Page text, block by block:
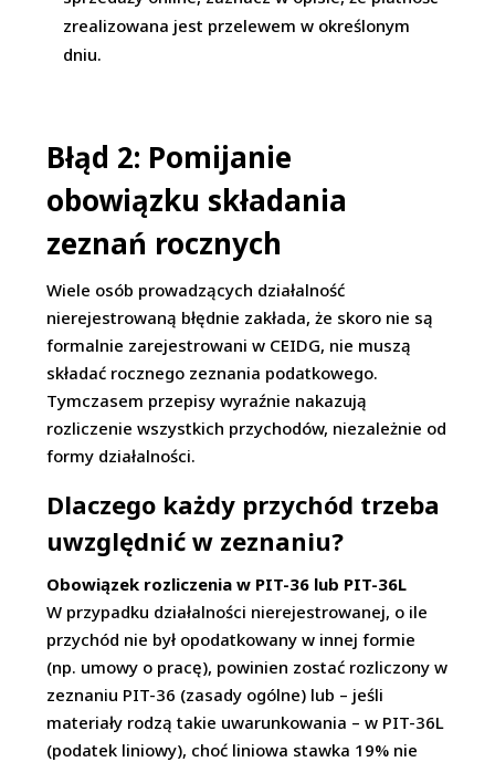
zrealizowana jest przelewem w określonym
dniu.
Błąd 2: Pomijanie
obowiązku składania
zeznań rocznych
Wiele osób prowadzących działalność
nierejestrowaną błędnie zakłada, że skoro nie są
formalnie zarejestrowani w CEIDG, nie muszą
składać rocznego zeznania podatkowego.
Tymczasem przepisy wyraźnie nakazują
rozliczenie wszystkich przychodów, niezależnie od
formy działalności.
Dlaczego każdy przychód trzeba
uwzględnić w zeznaniu?
Obowiązek rozliczenia w PIT-36 lub PIT-36L
W przypadku działalności nierejestrowanej, o ile
przychód nie był opodatkowany w innej formie
(np. umowy o pracę), powinien zostać rozliczony w
zeznaniu PIT-36 (zasady ogólne) lub – jeśli
materiały rodzą takie uwarunkowania – w PIT-36L
(podatek liniowy), choć liniowa stawka 19% nie